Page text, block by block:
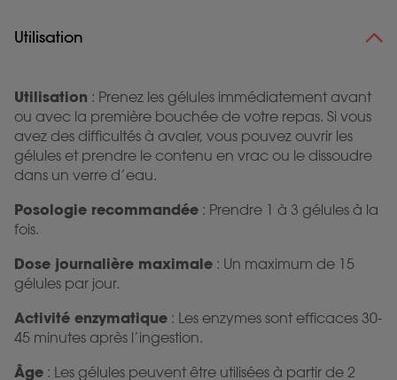
Utilisation
Utilisation : Prenez les gélules immédiatement avant
ou avec la première bouchée de votre repas. Si vous
avez des difficultés à avaler, vous pouvez ouvrir les
gélules et prendre le contenu en vrac ou le dissoudre
dans un verre d’eau.
Posologie recommandée : Prendre 1 à 3 gélules à la
fois.
Dose journalière maximale : Un maximum de 15
gélules par jour.
Activité enzymatique : Les enzymes sont efficaces 30-
45 minutes après l’ingestion.
Âge : Les gélules peuvent être utilisées à partir de 2